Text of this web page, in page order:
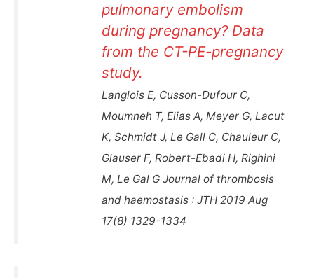
pulmonary embolism
during pregnancy? Data
from the CT-PE-pregnancy
study.
Langlois E, Cusson-Dufour C,
Moumneh T, Elias A, Meyer G, Lacut
K, Schmidt J, Le Gall C, Chauleur C,
Glauser F, Robert-Ebadi H, Righini
M, Le Gal G Journal of thrombosis
and haemostasis : JTH 2019 Aug
17(8) 1329-1334